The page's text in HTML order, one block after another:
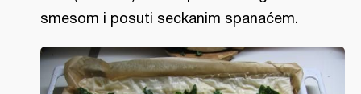
smesom i posuti seckanim spanaćem.